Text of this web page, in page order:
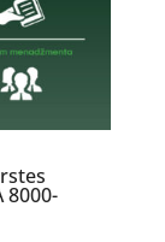
8000-